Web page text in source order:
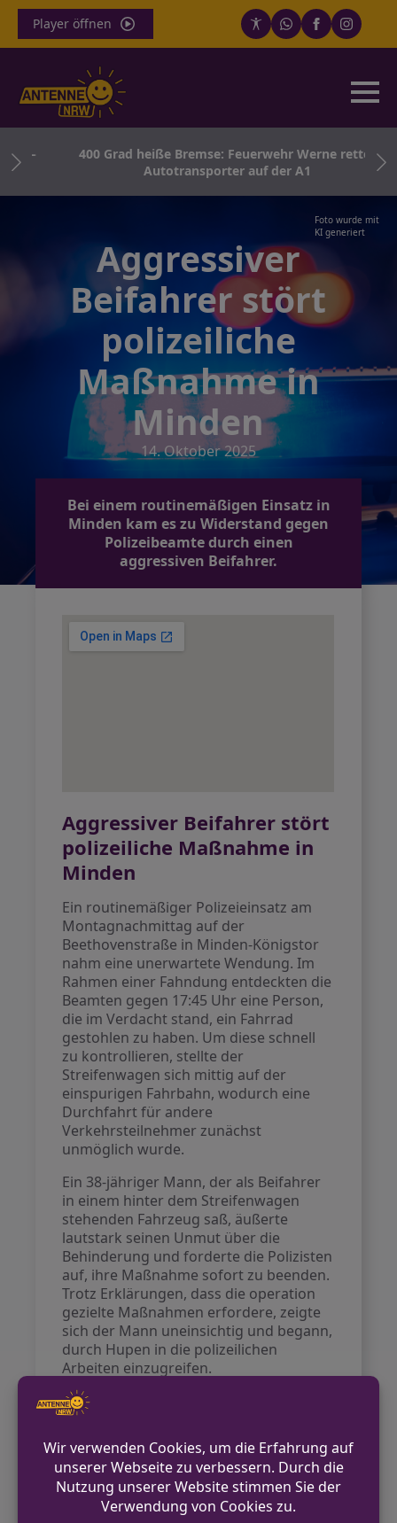
Player öffnen
–
400 Grad heiße Bremse: Feuerwehr Werne rettet
Autotransporter auf der A1
Foto wurde mit
KI generiert
Aggressiver
Beifahrer stört
polizeiliche
Maßnahme in
Minden
14. Oktober 2025
Bei einem routinemäßigen Einsatz in
Minden kam es zu Widerstand gegen
Polizeibeamte durch einen
aggressiven Beifahrer.
Aggressiver Beifahrer stört
polizeiliche Maßnahme in
Minden
Ein routinemäßiger Polizeieinsatz am
Montagnachmittag auf der
Beethovenstraße in Minden-Königstor
nahm eine unerwartete Wendung. Im
Rahmen einer Fahndung entdeckten die
Beamten gegen 17:45 Uhr eine Person,
die im Verdacht stand, ein Fahrrad
gestohlen zu haben. Um diese schnell
zu kontrollieren, stellte der
Streifenwagen sich mittig auf der
einspurigen Fahrbahn, wodurch eine
Durchfahrt für andere
Verkehrsteilnehmer zunächst
unmöglich wurde.
Ein 38-jähriger Mann, der als Beifahrer
in einem hinter dem Streifenwagen
stehenden Fahrzeug saß, äußerte
lautstark seinen Unmut über die
Behinderung und forderte die Polizisten
auf, ihre Maßnahme sofort zu beenden.
Trotz Erklärungen, dass die operation
gezielte Maßnahmen erfordere, zeigte
sich der Mann uneinsichtig und begann,
durch Hupen in die polizeilichen
Arbeiten einzugreifen.
Schließlich verließ der Beifahrer sein
Fahrzeug und näherte sich den
Einsatzkräften in aggressiver Weise.
Nach mehrfacher Aufforderung, sich zu
beruhigen und Abstand zu halten,
sahen sich die Beamten gezwungen,
ihm Handschellen anzulegen, um